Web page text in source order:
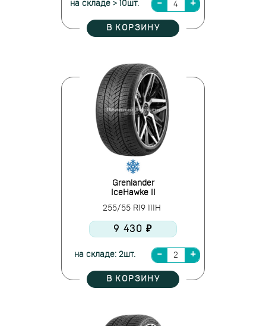
на складе > 10шт.
В КОРЗИНУ
Grenlander
IceHawke II
255/55 R19 111H
9 430 ₽
на складе: 2шт.
В КОРЗИНУ